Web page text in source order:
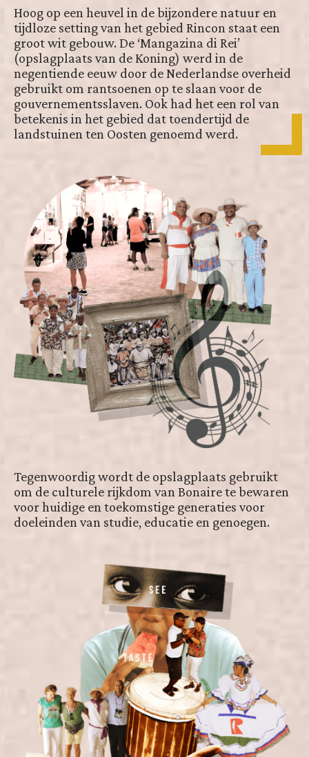
Hoog op een heuvel in de bijzondere natuur en
tijdloze setting van het gebied Rincon staat een
groot wit gebouw. De ‘Mangazina di Rei’
(opslagplaats van de Koning) werd in de
negentiende eeuw door de Nederlandse overheid
gebruikt om rantsoenen op te slaan voor de
gouvernementsslaven. Ook had het een rol van
betekenis in het gebied dat toendertijd de
landstuinen ten Oosten genoemd werd.
Tegenwoordig wordt de opslagplaats gebruikt
om de culturele rijkdom van Bonaire te bewaren
voor huidige en toekomstige generaties voor
doeleinden van studie, educatie en genoegen.